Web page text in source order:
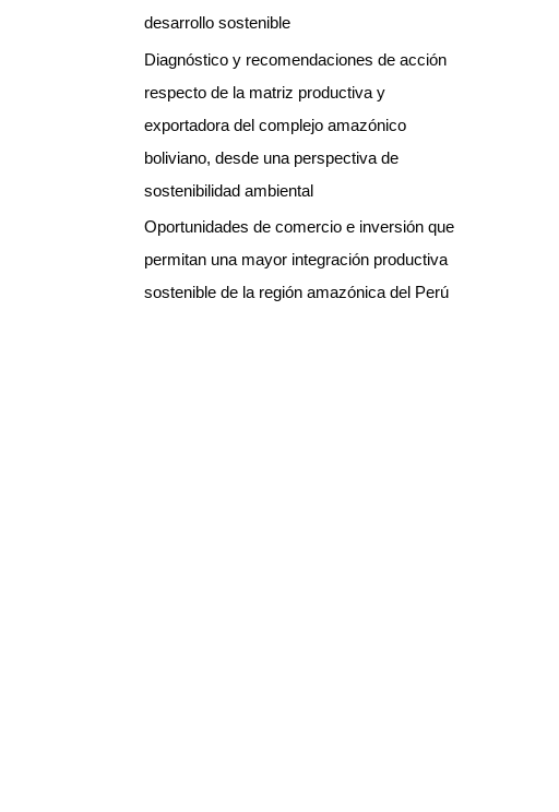
desarrollo sostenible
Diagnóstico y recomendaciones de acción
respecto de la matriz productiva y
exportadora del complejo amazónico
boliviano, desde una perspectiva de
sostenibilidad ambiental
Oportunidades de comercio e inversión que
permitan una mayor integración productiva
sostenible de la región amazónica del Perú